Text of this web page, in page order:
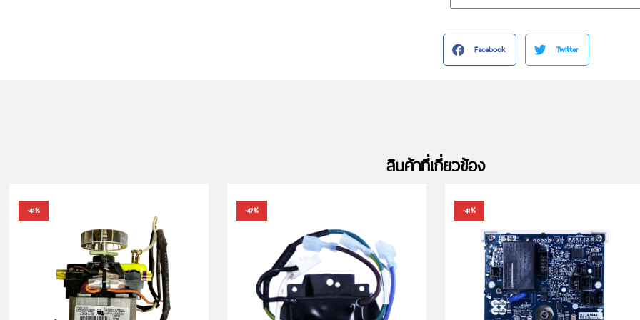
Facebook Twitter
สินค้าที่เกี่ยวข้อง
-41% -47% -41%